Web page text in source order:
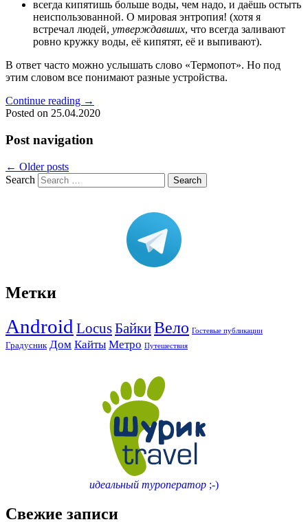
всегда кипятишь больше воды, чем надо, и даёшь остыть
неиспользованной. О мировая энтропия! (хотя я
встречал людей, утверждавших, что всегда заливают
ровно кружку воды, её кипятят, её и выпивают).
В ответ часто можно услышать слово «Термопот». Но под
этим словом все понимают разные устройства.
Continue reading →
Posted on 25.04.2020
Post navigation
← Older posts
Search
Метки
Android LocusБайкиВело Гостевые публикации
Градусник Дом Кайты Метро Путешествия
идеальный туроператор ;-)
Свежие записи